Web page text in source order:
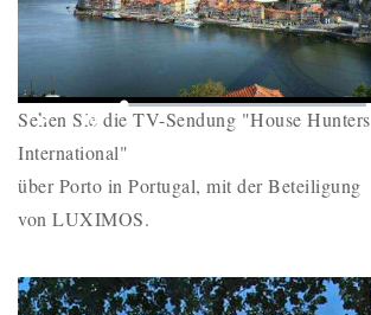
Loaded:
0%
Sehen Sie die TV-Sendung "House Hunters
International"
über Porto in Portugal, mit der Beteiligung
von LUXIMOS.